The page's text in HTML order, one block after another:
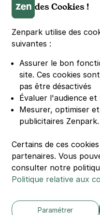
Parking Euralille
Parking Casino Barrière Lille
© Zenpark 2012 - 2026 - Tous
des Cookies !
Zenpark utilise des
suivantes :
Assurer le bon
site. Ces cookies
pas être désactivés
Évaluer l'audience
Mesurer, optimiser
publicitaires Zenpark.
Certains de ces
partenaires. Vous
consulter notre
Politique relative aux
Paramétrer